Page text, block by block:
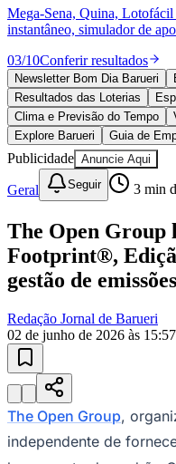
Juventude
10 anos de JBnovo portal
10 anos de JB
Esportes ao Vivo
atualizadas
Paulistão, Brasileirão,
real, classificação e notícias
10